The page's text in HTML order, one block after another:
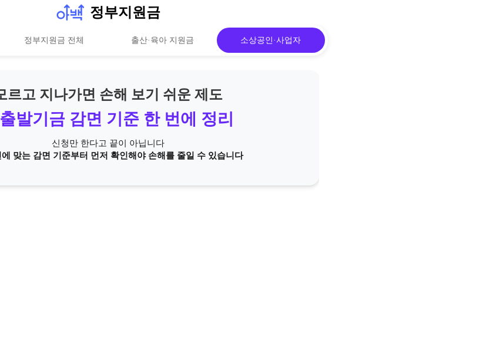
정부지원금
정부지원금 전체 출산·육아 지원금 소상공인·사업자
르고 지나가면 손해 보기 쉬운 제도
발기금 감면 기준 한 번에 정리
신청만 한다고 끝이 아닙니다
에 맞는 감면 기준부터 먼저 확인해야 손해를 줄일 수 있습니다